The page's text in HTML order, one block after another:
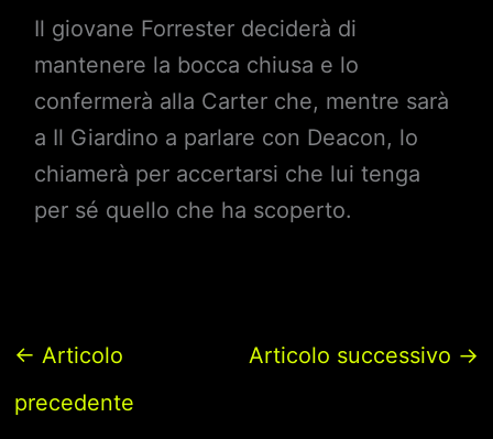
Il giovane Forrester deciderà di
mantenere la bocca chiusa e lo
confermerà alla Carter che, mentre sarà
a Il Giardino a parlare con Deacon, lo
chiamerà per accertarsi che lui tenga
per sé quello che ha scoperto.
← Articolo
precedente
Articolo successivo →